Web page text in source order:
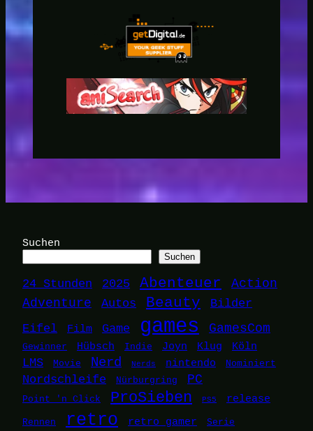
Suchen
Suchen
24 Stunden 2025 Abenteuer
Action
Adventure
Autos Beauty
Bilder
Eifel
Film Game games GamesCom
Gewinner Hübsch Indie Joyn Klug Köln
LMS Movie Nerd Nerds nintendo Nominiert
Nordschleife Nürburgring PC
Point 'n Click ProSieben PS5 release
Rennen retro retro gamer Serie